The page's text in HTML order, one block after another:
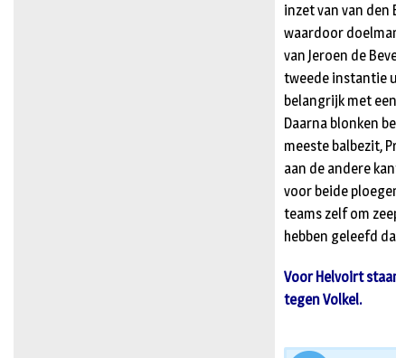
inzet van van den
waardoor
van Jeroen de
tweede instantie
belangrijk met
Daarna blonken
meeste balbezit,
aan de andere
voor beide
teams zelf om
hebben geleefd
Voor Helvoirt
tegen Volkel.